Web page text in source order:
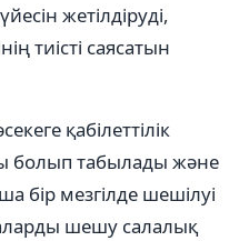
жетілдіруді,
тиісті саясатын
қабілеттілік
болып табылады және
бір мезгілде шешілуі
шешу салалық